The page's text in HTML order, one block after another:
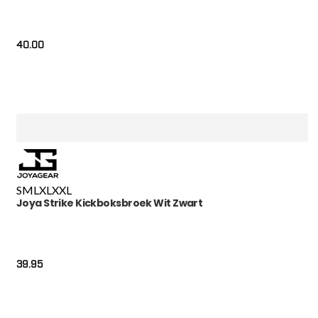
40.00
SML XL XXL
Joya Strike Kickboksbroek Wit Zwart
39.95